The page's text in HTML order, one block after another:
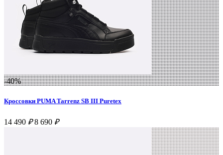
-40%
Кроссовки PUMA Tarrenz SB III Puretex
14 490 ₽ 8 690 ₽